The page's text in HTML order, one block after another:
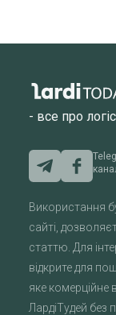
- все про
Використання
сайті,
статтю. Для
відкрите для
яке комерційне
ЛардіТудей без